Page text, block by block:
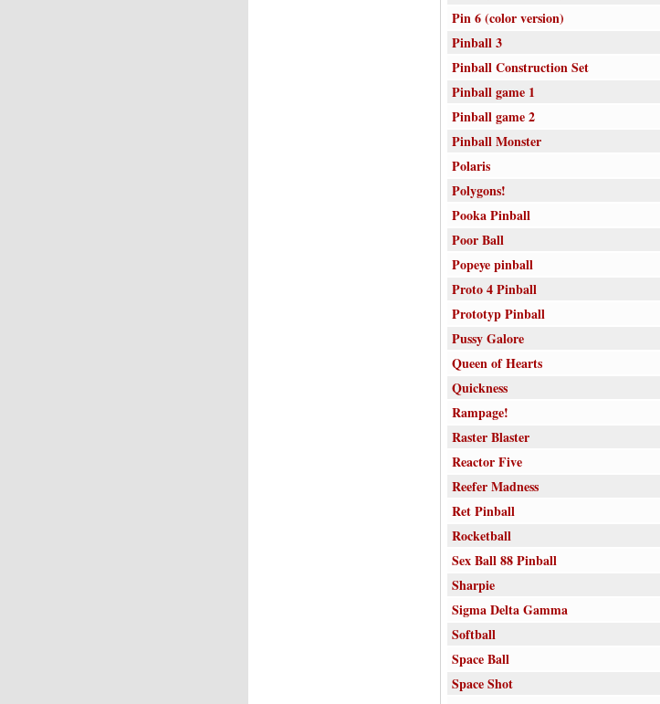
Pin 6 (color version)
Pinball 3
Pinball Construction Set
Pinball game 1
Pinball game 2
Pinball Monster
Polaris
Polygons!
Pooka Pinball
Poor Ball
Popeye pinball
Proto 4 Pinball
Prototyp Pinball
Pussy Galore
Queen of Hearts
Quickness
Rampage!
Raster Blaster
Reactor Five
Reefer Madness
Ret Pinball
Rocketball
Sex Ball 88 Pinball
Sharpie
Sigma Delta Gamma
Softball
Space Ball
Space Shot